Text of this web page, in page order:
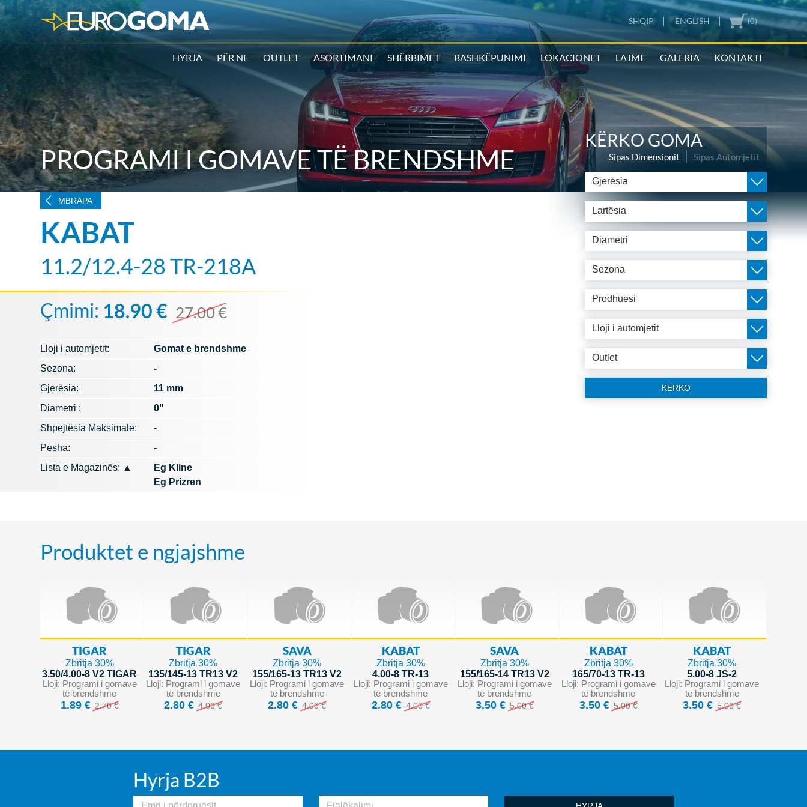
(0)
SHQIP | ENGLISH |
HYRJA PËR NE OUTLET ASORTIMANI SHËRBIMET BASHKËPUNIMI LOKACIONET LAJME GALERIA KONTAKTI
PROGRAMI I GOMAVE TË BRENDSHME
KËRKO GOMA
Sipas Dimensionit Sipas Automjetit
Gjerësia
Lartësia
Diametri
Sezona
Prodhuesi
Lloji i automjetit
Outlet
KËRKO
MBRAPA
KABAT
11.2/12.4-28 TR-218A
Çmimi: 18.90 € 27.00 €
Lloji i automjetit:
Gomat e brendshme
Sezona:
-
Gjerësia:
11 mm
Diametri :
0"
Shpejtësia Maksimale:
-
Pesha:
-
Lista e Magazinës: ▲
Eg Kline
Eg Prizren
Produktet e ngjajshme
TIGAR
Zbritja 30%
3.50/4.00-8 V2 TIGAR
Lloji: Programi i gomave
të brendshme
1.89 € 2.70 €
TIGAR
Zbritja 30%
135/145-13 TR13 V2
Lloji: Programi i gomave
të brendshme
2.80 € 4.00 €
SAVA
Zbritja 30%
155/165-13 TR13 V2
Lloji: Programi i gomave
të brendshme
2.80 € 4.00 €
KABAT
Zbritja 30%
4.00-8 TR-13
Lloji: Programi i gomave
të brendshme
2.80 € 4.00 €
SAVA
Zbritja 30%
155/165-14 TR13 V2
Lloji: Programi i gomave
të brendshme
3.50 € 5.00 €
KABAT
Zbritja 30%
165/70-13 TR-13
Lloji: Programi i gomave
të brendshme
3.50 € 5.00 €
KABAT
Zbritja 30%
5.00-8 JS-2
Lloji: Programi i gomave
të brendshme
3.50 € 5.00 €
Hyrja B2B